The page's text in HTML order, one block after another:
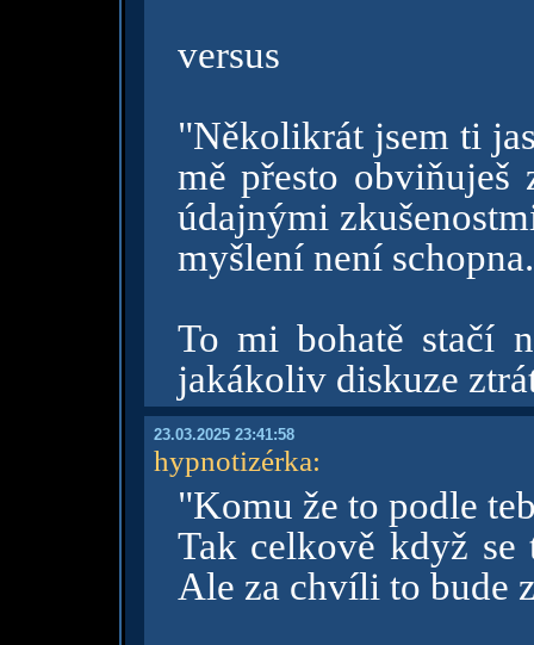
versus
"Několikrát jsem ti
mě přesto
údajnými
myšlení není
To mi bohatě stačí
jakákoliv diskuze
23.03.2025 23:41:58
hypnotizérka:
"Komu že to podle
Tak celkově když
Ale za chvíli to bude